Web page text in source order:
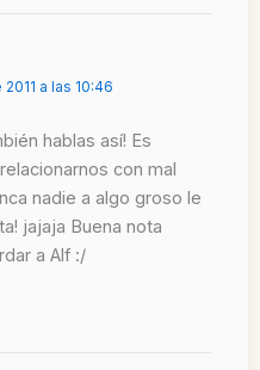
a las 10:46
hablas así! Es
con mal
nadie a algo groso le
jajaja Buena nota
a Alf :/